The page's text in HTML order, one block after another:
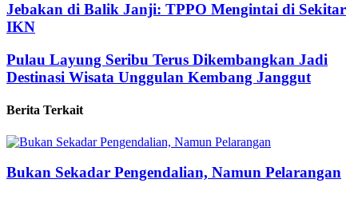
Jebakan di Balik Janji: TPPO Mengintai di Sekitar
IKN
Pulau Layung Seribu Terus Dikembangkan Jadi
Destinasi Wisata Unggulan Kembang Janggut
Berita Terkait
Bukan Sekadar Pengendalian, Namun Pelarangan